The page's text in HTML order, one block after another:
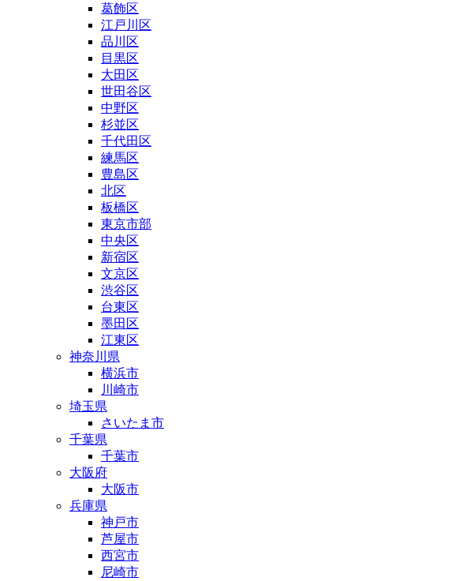
葛飾区
江戸川区
品川区
目黒区
大田区
世田谷区
中野区
杉並区
千代田区
練馬区
豊島区
北区
板橋区
東京市部
中央区
新宿区
文京区
渋谷区
台東区
墨田区
江東区
神奈川県
横浜市
川崎市
埼玉県
さいたま市
千葉県
千葉市
大阪府
大阪市
兵庫県
神戸市
芦屋市
西宮市
尼崎市